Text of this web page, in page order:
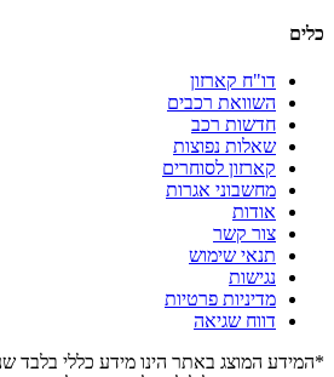
כלים
דו"ח קארזון
השוואת רכבים
חדשות רכב
שאלות נפוצות
קארזון לסוחרים
מחשבוני אגרות
אודות
צור קשר
תנאי שימוש
נגישות
מדיניות פרטיות
דווח שגיאה
*המידע המוצג באתר הינו מידע כללי בלבד